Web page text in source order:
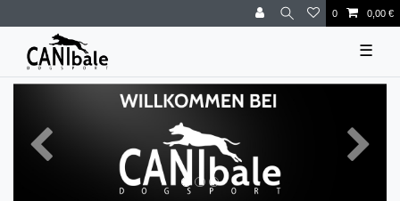
0 0,00 €
☰
Zurück